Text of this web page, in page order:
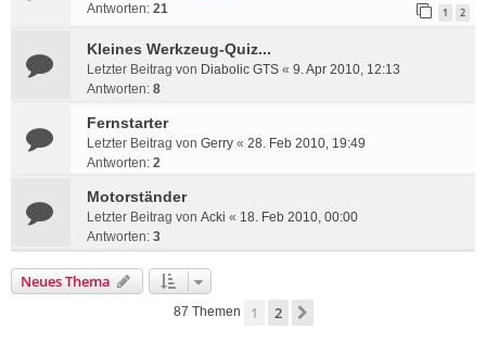
Antworten: 21 1 2
Kleines Werkzeug-Quiz...
Letzter Beitrag von Diabolic GTS « 9. Apr 2010, 12:13
Antworten: 8
Fernstarter
Letzter Beitrag von Gerry « 28. Feb 2010, 19:49
Antworten: 2
Motorständer
Letzter Beitrag von Acki « 18. Feb 2010, 00:00
Antworten: 3
Neues Thema
87 Themen 1 2